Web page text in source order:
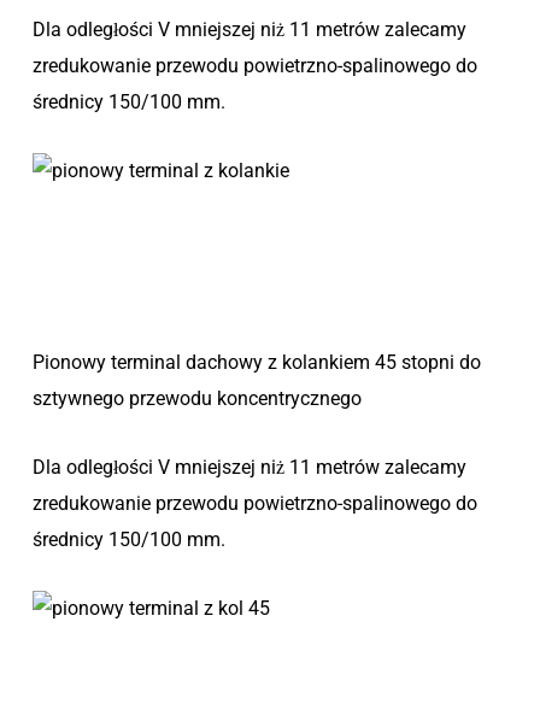
Dla odległości V mniejszej niż 11 metrów zalecamy
zredukowanie przewodu powietrzno-spalinowego do
średnicy 150/100 mm.
Pionowy terminal dachowy z kolankiem 45 stopni do
sztywnego przewodu koncentrycznego
Dla odległości V mniejszej niż 11 metrów zalecamy
zredukowanie przewodu powietrzno-spalinowego do
średnicy 150/100 mm.